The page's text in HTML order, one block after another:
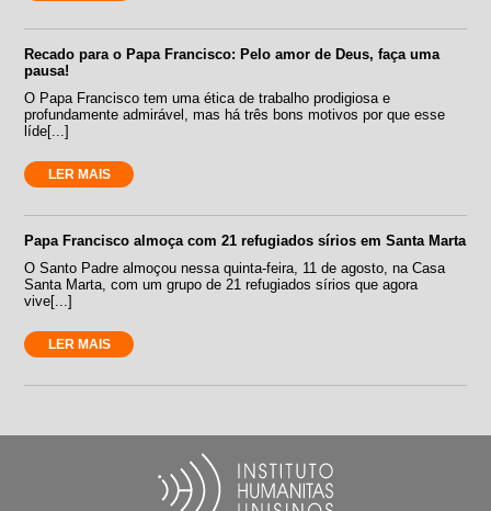
Recado para o Papa Francisco: Pelo amor de Deus, faça uma
pausa!
O Papa Francisco tem uma ética de trabalho prodigiosa e
profundamente admirável, mas há três bons motivos por que esse
líde[...]
LER MAIS
Papa Francisco almoça com 21 refugiados sírios em Santa Marta
O Santo Padre almoçou nessa quinta-feira, 11 de agosto, na Casa
Santa Marta, com um grupo de 21 refugiados sírios que agora
vive[...]
LER MAIS